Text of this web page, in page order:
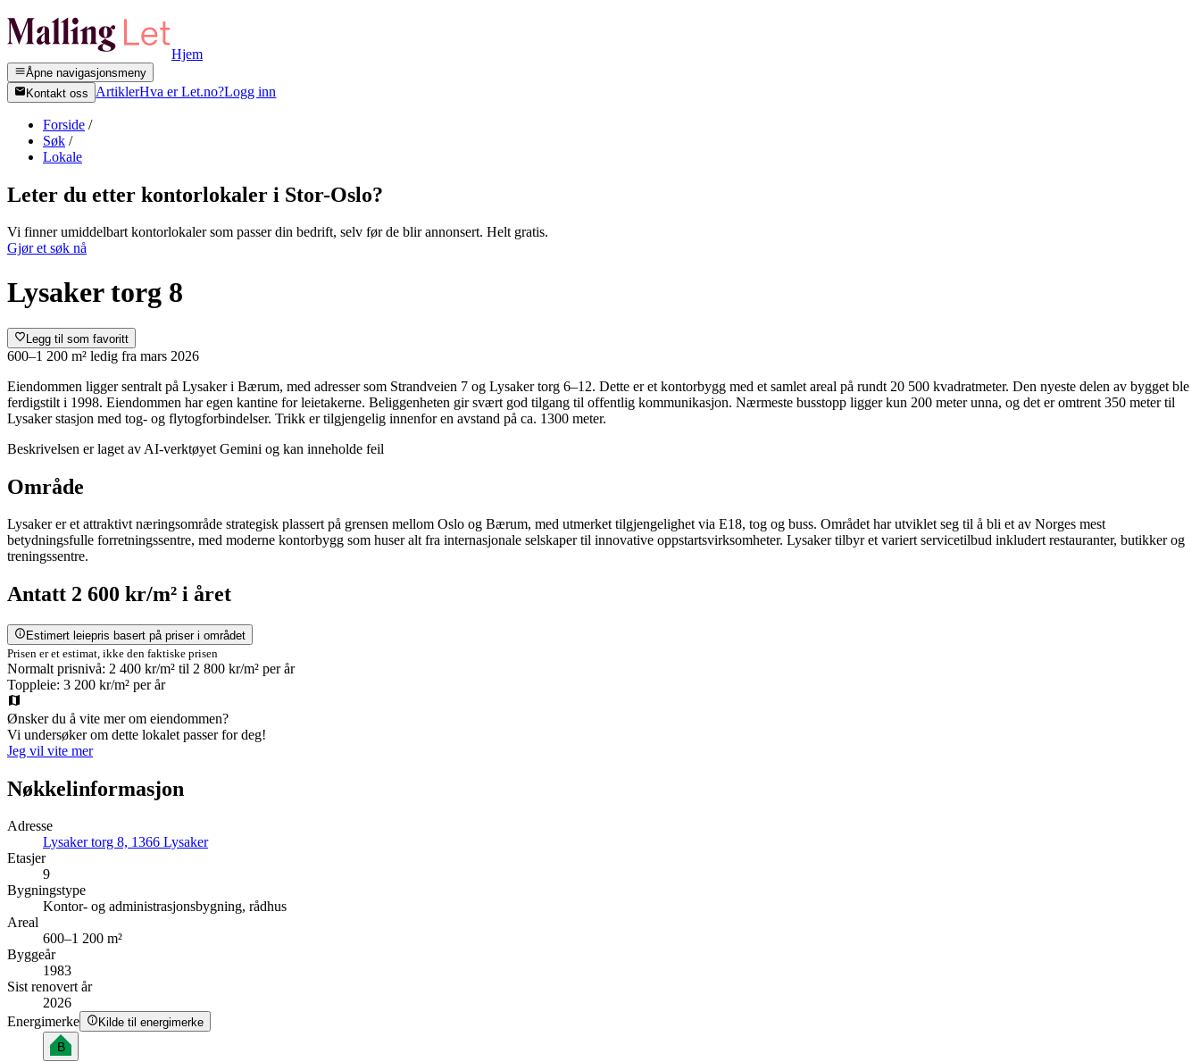
Hjem
Åpne navigasjonsmeny
Kontakt oss
ArtiklerHva er Let.no?Logg inn
Forside /
Søk /
Lokale
Leter du etter kontorlokaler i Stor-Oslo?
Vi finner umiddelbart kontorlokaler som passer din bedrift, selv før de blir annonsert. Helt gratis.
Gjør et søk nå
Lysaker torg 8
Legg til som favoritt
600–1 200 m² ledig fra mars 2026
Eiendommen ligger sentralt på Lysaker i Bærum, med adresser som Strandveien 7 og Lysaker torg 6–12. Dette er et kontorbygg med et samlet areal på rundt 20 500 kvadratmeter. Den nyeste delen av bygget ble
ferdigstilt i 1998. Eiendommen har egen kantine for leietakerne. Beliggenheten gir svært god tilgang til offentlig kommunikasjon. Nærmeste busstopp ligger kun 200 meter unna, og det er omtrent 350 meter til
Lysaker stasjon med tog- og flytogforbindelser. Trikk er tilgjengelig innenfor en avstand på ca. 1300 meter.
Beskrivelsen er laget av AI-verktøyet Gemini og kan inneholde feil
Område
Lysaker er et attraktivt næringsområde strategisk plassert på grensen mellom Oslo og Bærum, med utmerket tilgjengelighet via E18, tog og buss. Området har utviklet seg til å bli et av Norges mest
betydningsfulle forretningssentre, med moderne kontorbygg som huser alt fra internasjonale selskaper til innovative oppstartsvirksomheter. Lysaker tilbyr et variert servicetilbud inkludert restauranter, butikker og
treningssentre.
Antatt 2 600 kr/m² i året
Estimert leiepris basert på priser i området
Prisen er et estimat, ikke den faktiske prisen
Normalt prisnivå: 2 400 kr/m² til 2 800 kr/m² per år
Toppleie: 3 200 kr/m² per år
Ønsker du å vite mer om eiendommen?
Vi undersøker om dette lokalet passer for deg!
Jeg vil vite mer
Nøkkelinformasjon
Adresse
Lysaker torg 8, 1366 Lysaker
Etasjer
9
Bygningstype
Kontor- og administrasjonsbygning, rådhus
Areal
600–1 200 m²
Byggeår
1983
Sist renovert år
2026
Energimerke
Kilde til energimerke
B